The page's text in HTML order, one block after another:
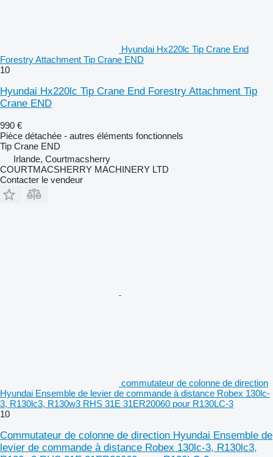
Hyundai Hx220lc Tip Crane End
Forestry Attachment Tip Crane END
10
Hyundai Hx220lc Tip Crane End Forestry Attachment Tip
Crane END
990 €
Pièce détachée - autres éléments fonctionnels
Tip Crane END
Irlande, Courtmacsherry
COURTMACSHERRY MACHINERY LTD
Contacter le vendeur
commutateur de colonne de direction
Hyundai Ensemble de levier de commande à distance Robex 130lc-
3, R130lc3, R130w3 RHS 31E 31ER20060 pour R130LC-3
10
Commutateur de colonne de direction Hyundai Ensemble de
levier de commande à distance Robex 130lc-3, R130lc3,